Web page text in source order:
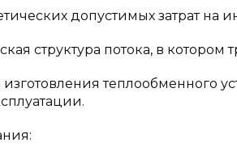
допустимых затрат на
структура потока, в котором
изготовления теплообменного